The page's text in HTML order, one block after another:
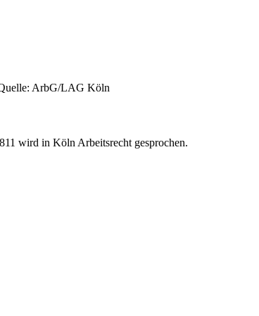
ArbG/LAG Köln
wird in Köln Arbeitsrecht gesprochen.